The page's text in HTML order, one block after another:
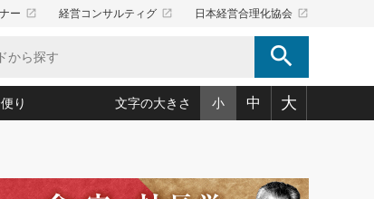
ー launch 経営コンサルティグ launch 日本経営合理化協会 launch
search
社守成の好機(38)
平の ──社長のための「か・ら・だマネジメント」
り
愛読者通信」著者インタビュー(44)
文字の大きさ 小 中 大